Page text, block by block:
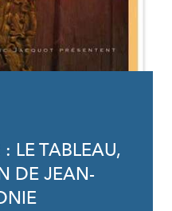
LE TABLEAU,
DE JEAN-